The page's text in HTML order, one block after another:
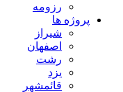
رزومه
پروژه ها
شیراز
اصفهان
رشت
یزد
قائمشهر